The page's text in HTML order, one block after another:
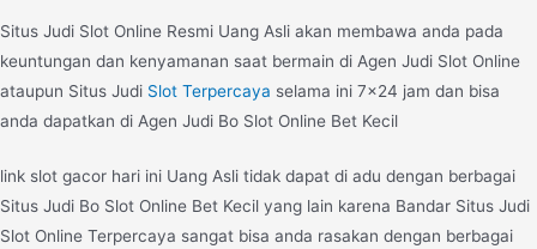
Situs Judi Slot Online Resmi Uang Asli akan membawa anda pada
keuntungan dan kenyamanan saat bermain di Agen Judi Slot Online
ataupun Situs Judi Slot Terpercaya selama ini 7×24 jam dan bisa
anda dapatkan di Agen Judi Bo Slot Online Bet Kecil
link slot gacor hari ini Uang Asli tidak dapat di adu dengan berbagai
Situs Judi Bo Slot Online Bet Kecil yang lain karena Bandar Situs Judi
Slot Online Terpercaya sangat bisa anda rasakan dengan berbagai